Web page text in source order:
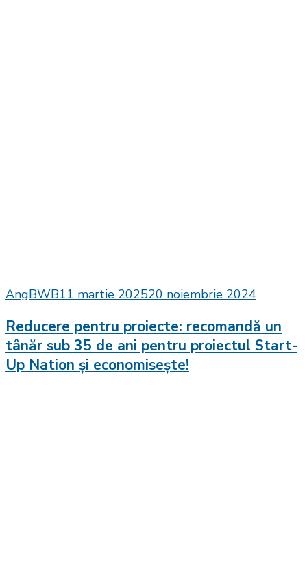
AngBWB11 martie 202520 noiembrie 2024
Reducere pentru proiecte: recomandă un
tânăr sub 35 de ani pentru proiectul Start-
Up Nation și economisește!